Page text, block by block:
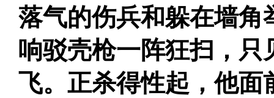
落气的伤兵和躲在墙角
响驳壳枪一阵狂扫，
飞。正杀得性起，他面